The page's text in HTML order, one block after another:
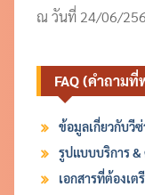
ณ วันที่ 24/06/
FAQ (คำถาม
ข้อมูลเกี่ยวกับวี
รูปแบบบริการ &
เอกสารที่ต้องเต